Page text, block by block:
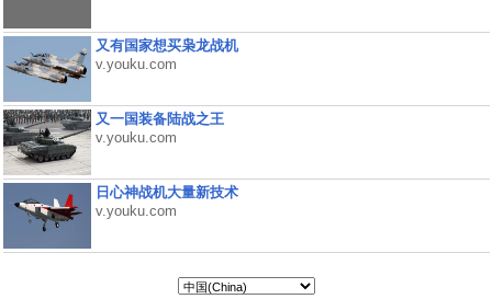
又有国家想买枭龙战机
v.youku.com
又一国装备陆战之王
v.youku.com
日心神战机大量新技术
v.youku.com